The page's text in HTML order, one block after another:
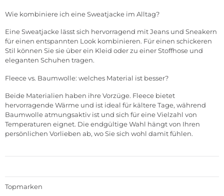
Wie kombiniere ich eine Sweatjacke im Alltag?
Eine Sweatjacke lässt sich hervorragend mit Jeans und Sneakern
für einen entspannten Look kombinieren. Für einen schickeren
Stil können Sie sie über ein Kleid oder zu einer Stoffhose und
eleganten Schuhen tragen.
Fleece vs. Baumwolle: welches Material ist besser?
Beide Materialien haben ihre Vorzüge. Fleece bietet
hervorragende Wärme und ist ideal für kältere Tage, während
Baumwolle atmungsaktiv ist und sich für eine Vielzahl von
Temperaturen eignet. Die endgültige Wahl hängt von Ihren
persönlichen Vorlieben ab, wo Sie sich wohl damit fühlen.
Topmarken